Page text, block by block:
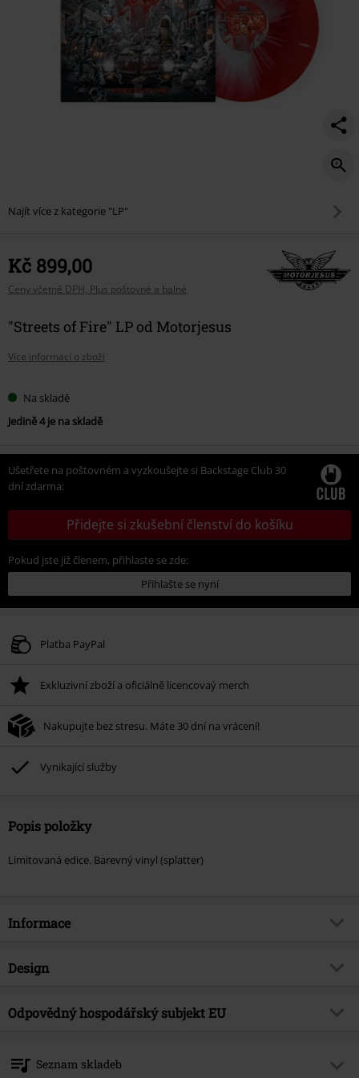
Najít více z kategorie "LP"
Kč 899,00
Ceny včetně DPH, Plus poštovné a balné
"Streets of Fire" LP od Motorjesus
Více informací o zboží
Na skladě
Jedině 4 je na skladě
Ušetřete na poštovném a vyzkoušejte si Backstage Club 30
dní zdarma:
Přidejte si zkušební členství do košíku
Pokud jste již členem, přihlaste se zde:
Přihlašte se nyní
Platba PayPal
Exkluzivní zboží a oficiálně licencovaý merch
Nakupujte bez stresu. Máte 30 dní na vrácení!
Vynikající služby
Popis položky
Limitovaná edice. Barevný vinyl (splatter)
Informace
Zboží č.
Hudební žánr
Hard Rock
Kapela
Design
Typ výrobku
LP
Odpovědný hospodářský subjekt EU
Alter Wandrahm 14
20457 Hamburg
Seznam skladeb